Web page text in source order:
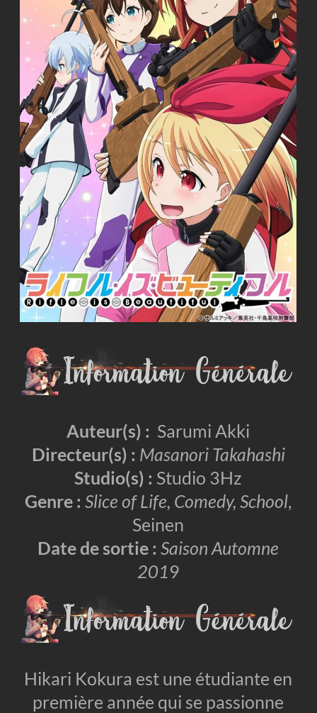
Auteur(s) : Sarumi Akki
Directeur(s) : Masanori Takahashi
Studio(s) : Studio 3Hz
Genre :Slice of Life, Comedy, School,
Seinen
Date de sortie :Saison Automne
2019
Hikari Kokura est une étudiante en
première année qui se passionne